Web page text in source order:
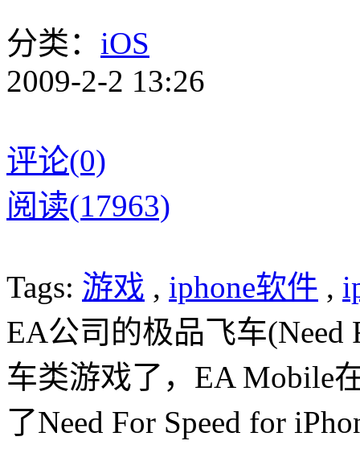
分类： iOS
2009-2-2 13:26
评论(0)
阅读(17963)
Tags: 游戏 , iphone软件 ,
EA公司的极品飞车(Need
车类游戏了，EA Mobile
了Need For Speed for